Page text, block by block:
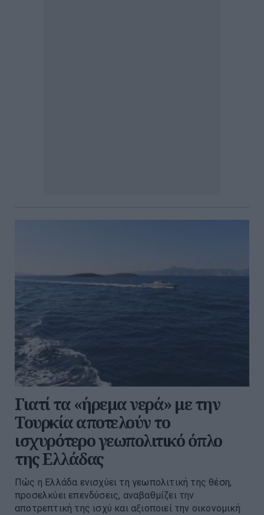
Γιατί τα «ήρεμα νερά» με την
Τουρκία αποτελούν το
ισχυρότερο γεωπολιτικό όπλο
της Ελλάδας
Πώς η Ελλάδα ενισχύει τη γεωπολιτική της θέση,
προσελκύει επενδύσεις, αναβαθμίζει την
αποτρεπτική της ισχύ και αξιοποιεί την οικονομική